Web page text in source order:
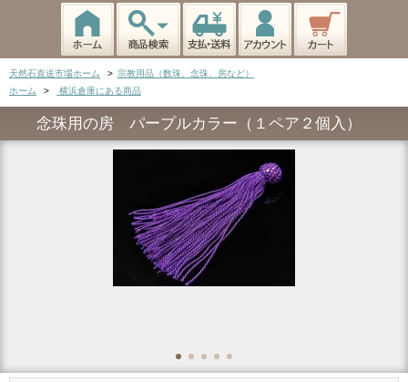
天然石直送市場ホーム > 宗教用品（数珠、念珠、房など）
ホーム
> 横浜倉庫にある商品
念珠用の房 パープルカラー（１ペア２個入）